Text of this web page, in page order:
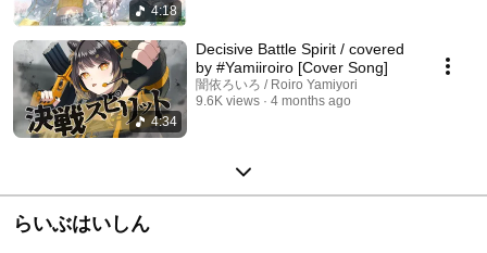
4:18
4:34
Decisive Battle Spirit / covered
by #Yamiiroiro [Cover Song]
闇依ろいろ / Roiro Yamiyori
9.6K views
4 months ago
らいぶはいしん